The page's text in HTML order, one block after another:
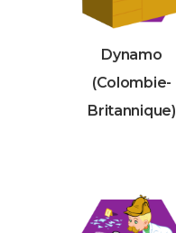
Dynamo
(Colombie-
Britannique)